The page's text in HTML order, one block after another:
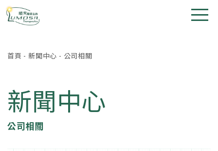
首頁 -新聞中心 - 公司相關
新聞中心
公司相關